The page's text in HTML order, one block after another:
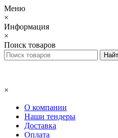
Меню
×
Информация
×
Поиск товаров
×
О компании
Наши тендеры
Доставка
Оплата